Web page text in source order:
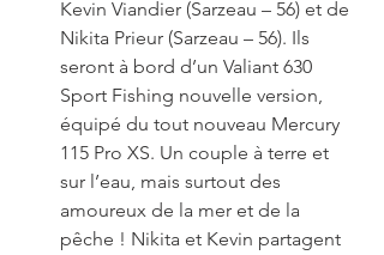
Kevin Viandier (Sarzeau – 56) et de
Nikita Prieur (Sarzeau – 56). Ils
seront à bord d’un Valiant 630
Sport Fishing nouvelle version,
équipé du tout nouveau Mercury
115 Pro XS. Un couple à terre et
sur l’eau, mais surtout des
amoureux de la mer et de la
pêche ! Nikita et Kevin partagent